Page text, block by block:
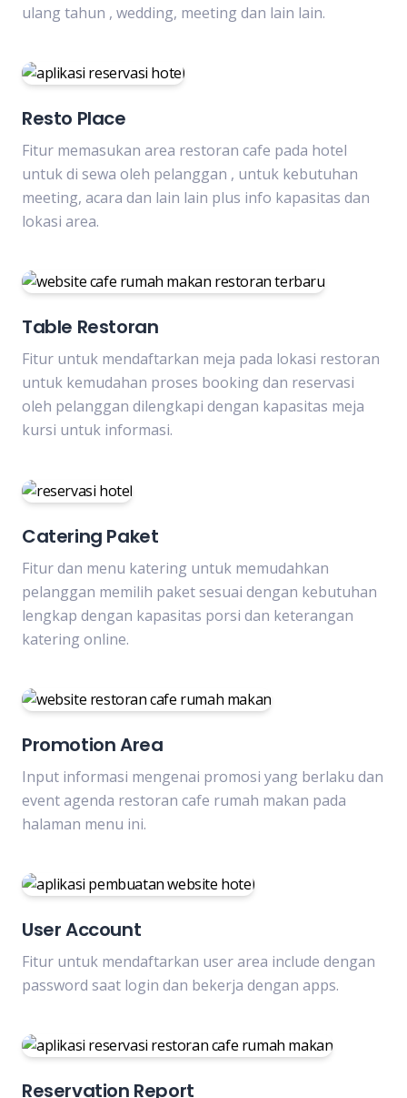
ulang tahun , wedding, meeting dan lain lain.
Resto Place
Fitur memasukan area restoran cafe pada hotel
untuk di sewa oleh pelanggan , untuk kebutuhan
meeting, acara dan lain lain plus info kapasitas dan
lokasi area.
Table Restoran
Fitur untuk mendaftarkan meja pada lokasi restoran
untuk kemudahan proses booking dan reservasi
oleh pelanggan dilengkapi dengan kapasitas meja
kursi untuk informasi.
Catering Paket
Fitur dan menu katering untuk memudahkan
pelanggan memilih paket sesuai dengan kebutuhan
lengkap dengan kapasitas porsi dan keterangan
katering online.
Promotion Area
Input informasi mengenai promosi yang berlaku dan
event agenda restoran cafe rumah makan pada
halaman menu ini.
User Account
Fitur untuk mendaftarkan user area include dengan
password saat login dan bekerja dengan apps.
Reservation Report